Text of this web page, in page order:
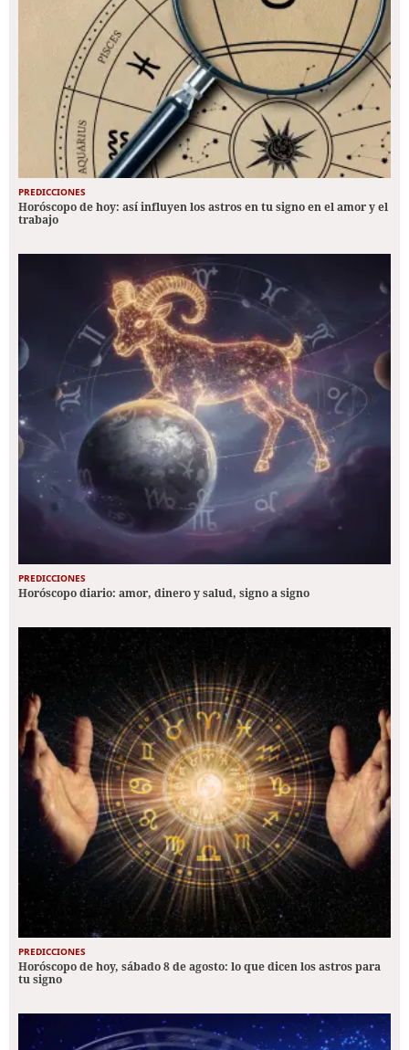
PREDICCIONES
Horóscopo de hoy: así influyen los astros en tu signo en el amor y el
trabajo
PREDICCIONES
Horóscopo diario: amor, dinero y salud, signo a signo
PREDICCIONES
Horóscopo de hoy, sábado 8 de agosto: lo que dicen los astros para
tu signo